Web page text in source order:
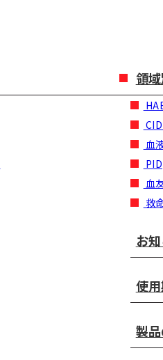
領
血
PID
血
救
お
使
製